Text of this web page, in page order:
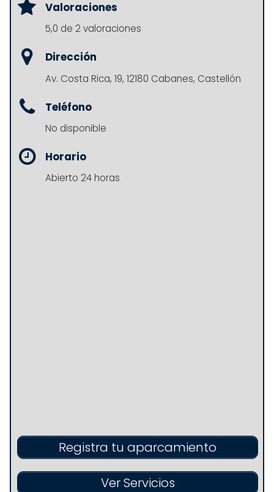
Valoraciones
5,0 de 2 valoraciones
Dirección
Av. Costa Rica, 19, 12180 Cabanes, Castellón
Teléfono
No disponible
Horario
Abierto 24 horas
Registra tu aparcamiento
Ver Servicios